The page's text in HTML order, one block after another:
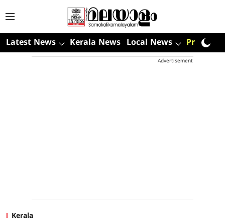
Latest News Kerala News Local News Premium
Advertisement
Kerala